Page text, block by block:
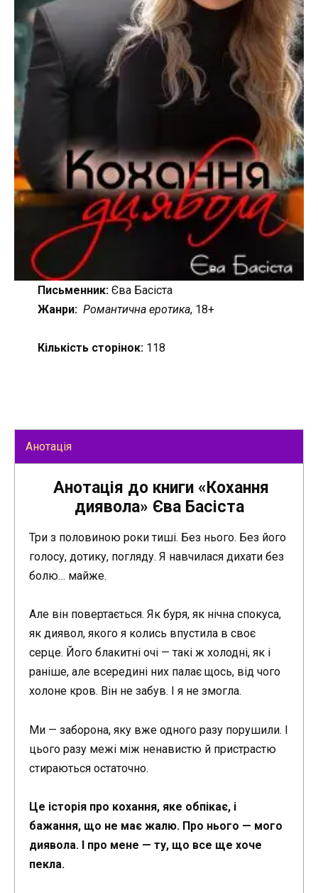
Письменник:Єва Басіста
Жанри: Романтична еротика, 18+
Кількість сторінок:118
Анотація
Анотація до книги «Кохання
диявола» Єва Басіста
Три з половиною роки тиші. Без нього. Без його
голосу, дотику, погляду. Я навчилася дихати без
болю… майже.
Але він повертається. Як буря, як нічна спокуса,
як диявол, якого я колись впустила в своє
серце. Його блакитні очі — такі ж холодні, як і
раніше, але всередині них палає щось, від чого
холоне кров. Він не забув. І я не змогла.
Ми — заборона, яку вже одного разу порушили. І
цього разу межі між ненавистю й пристрастю
стираються остаточно.
Це історія про кохання, яке обпікає, і
бажання, що не має жалю. Про нього — мого
диявола. І про мене — ту, що все ще хоче
пекла.